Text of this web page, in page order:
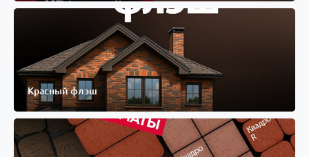
Красный флэш